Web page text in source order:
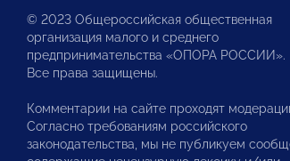
© 2023 Общероссийская общественная
организация малого и среднего
предпринимательства «ОПОРА РОССИИ».
Все права защищены.
Комментарии на сайте проходят
Согласно требованиям российского
законодательства, мы не публикуем